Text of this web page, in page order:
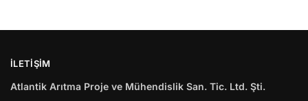
İLETIŞIM
Atlantik Arıtma Proje ve Mühendislik San. Tic. Ltd. Şti.